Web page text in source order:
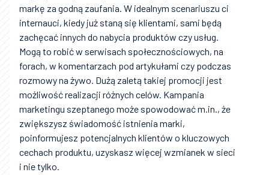
markę za godną zaufania. W idealnym scenariuszu ci
internauci, kiedy już staną się klientami, sami będą
zachęcać innych do nabycia produktów czy usług.
Mogą to robić w serwisach społecznościowych, na
forach, w komentarzach pod artykułami czy podczas
rozmowy na żywo. Dużą zaletą takiej promocji jest
możliwość realizacji różnych celów. Kampania
marketingu szeptanego może spowodować m.in., że
zwiększysz świadomość istnienia marki,
poinformujesz potencjalnych klientów o kluczowych
cechach produktu, uzyskasz więcej wzmianek w sieci
i nie tylko.